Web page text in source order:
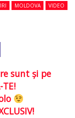
MOLDOVA VIDEO
sunt şi pe